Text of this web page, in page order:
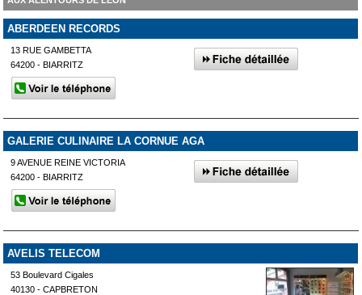
ABERDEEN RECORDS
13 RUE GAMBETTA
64200 - BIARRITZ
GALERIE CULINAIRE LA CORNUE AGA
9 AVENUE REINE VICTORIA
64200 - BIARRITZ
AVELIS TELECOM
53 Boulevard Cigales
40130 - CAPBRETON